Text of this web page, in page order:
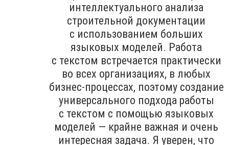
интеллектуального анализа
строительной документации
с использованием больших
языковых моделей. Работа
с текстом встречается практически
во всех организациях, в любых
бизнес-процессах, поэтому создание
универсального подхода работы
с текстом с помощью языковых
моделей — крайне важная и очень
интересная задача. Я уверен, что